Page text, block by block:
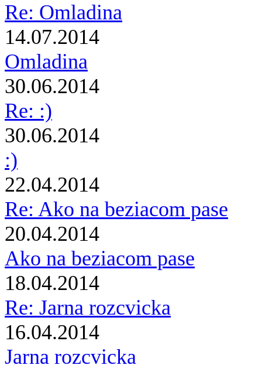
Re: Omladina
14.07.2014
Omladina
30.06.2014
Re: :)
30.06.2014
:)
22.04.2014
Re: Ako na beziacom pase
20.04.2014
Ako na beziacom pase
18.04.2014
Re: Jarna rozcvicka
16.04.2014
Jarna rozcvicka